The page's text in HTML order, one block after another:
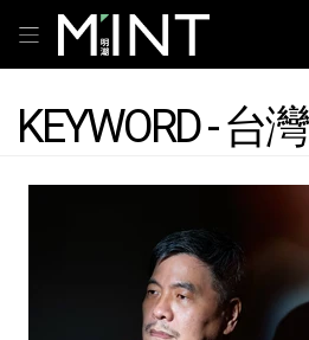
KEYWORD - 台